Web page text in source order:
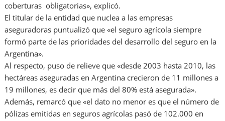
coberturas obligatorias», explicó.
El titular de la entidad que nuclea a las empresas
aseguradoras puntualizó que «el seguro agrícola siempre
formó parte de las prioridades del desarrollo del seguro en la
Argentina».
Al respecto, puso de relieve que «desde 2003 hasta 2010, las
hectáreas aseguradas en Argentina crecieron de 11 millones a
19 millones, es decir que más del 80% está asegurada».
Además, remarcó que «el dato no menor es que el número de
pólizas emitidas en seguros agrícolas pasó de 102.000 en